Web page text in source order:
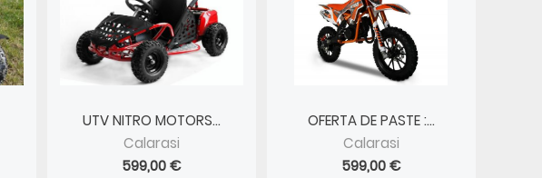
UTV NITRO MOTORS...
Calarasi
599,00 €
OFERTA DE PASTE :...
Calarasi
599,00 €